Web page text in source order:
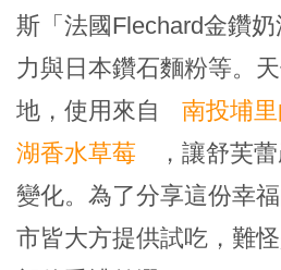
斯「法國Flechard金鑽
力與日本鑽石麵粉等。
地，使用來自
南投埔
湖香水草莓
，讓舒芙
變化。為了分享這份幸
市皆大方提供試吃，難